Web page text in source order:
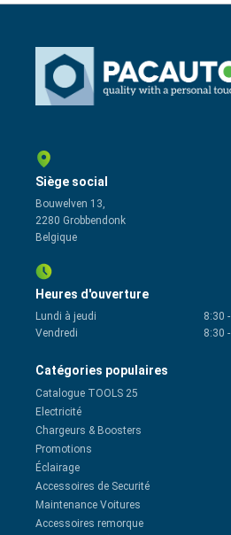
Siège social
Bouwelven 13,
2280 Grobbendonk
Belgique
Heures d'ouverture
Lundi à jeudi 8:30 -
Vendredi
8:30 -
Catégories populaires
Catalogue TOOLS 25
Electricité
Chargeurs & Boosters
Promotions
Éclairage
Accessoires de Securité
Maintenance Voitures
Accessoires remorque